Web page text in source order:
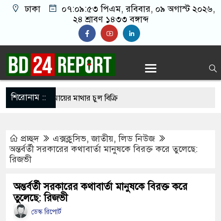
ঢাকা ০৭:০৯:৫৪ পিএম, রবিবার, ০৯ অগাস্ট ২০২৬,
২৪ শ্রাবণ ১৪৩৩ বঙ্গাব্দ
শিরোনাম ::
অসহায় মায়ের মাথার চুল বিক্রি
বিএনপি নেতা গ্রেপ্তার
ওপর মার শুরু হয়েছে কেবল, আসল মার তো শুরুই
প্রচ্ছদ এক্সক্লুসিভ,জাতীয়,লিড নিউজ
অন্তর্বর্তী সরকারের কথাবার্তা মানুষকে বিরক্ত করে তুলেছে:
রিজভী
অন্তর্বর্তী সরকারের কথাবার্তা মানুষকে বিরক্ত করে
তুলেছে: রিজভী
ডেস্ক রিপোর্ট